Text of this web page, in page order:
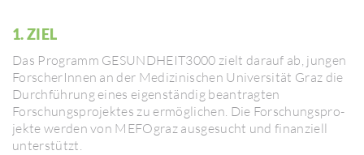
1. ZIEL
Das Programm GESUND­HEIT3000 zielt darauf ab, jungen
Forsche­rInnen an der Medi­zi­ni­schen Univer­sität Graz die
Durchführung eines eigen­ständig bean­tragten
Forschungs­pro­jektes zu ermög­li­chen. Die Forschungs­pro­
jekte werden von MEFO­graz ausge­sucht und finan­ziell
unterstützt.